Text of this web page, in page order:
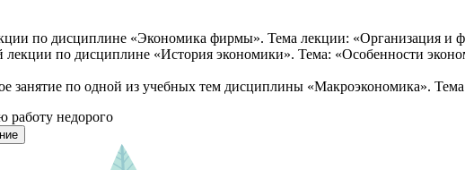
по дисциплине «Экономика фирмы». Тема лекции: «Организация и
лекции по дисциплине «История экономики». Тема: «Особенности
занятие по одной из учебных тем дисциплины «Макроэкономика».
недорого